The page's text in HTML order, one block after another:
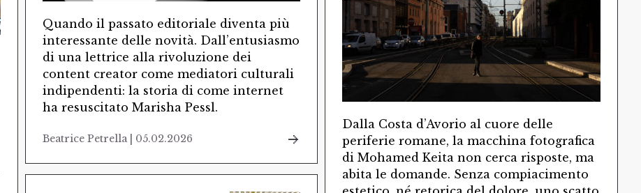
Quando il passato editoriale diventa più
interessante delle novità. Dall’entusiasmo
di una lettrice alla rivoluzione dei
content creator come mediatori culturali
indipendenti: la storia di come internet
ha resuscitato Marisha Pessl.
Beatrice Petrella | 05.02.2026
Dalla Costa d’Avorio al cuore delle
periferie romane, la macchina fotografica
di Mohamed Keita non cerca risposte, ma
abita le domande. Senza compiacimento